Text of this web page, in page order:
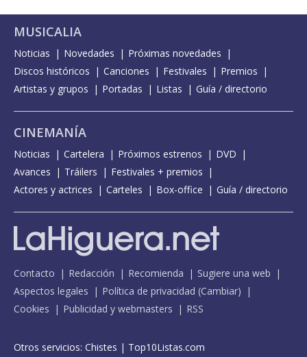
MUSICALIA
Noticias Novedades
Próximas novedades
Discos históricos
Canciones Festivales
Premios
Artistas y grupos
Portadas Listas Guía / directorio
CINEMANÍA
Noticias Cartelera Próximos estrenos
DVD
Avances
Tráilers
Festivales + premios
Actores y actrices
Carteles Box-office Guía / directorio
Contacto Redacción Recomienda
Sugiere una web
Aspectos legales
Política de privacidad (Cambiar)
Cookies
Publicidad y webmasters RSS
Otros servicios: Chistes | Top10Listas.com